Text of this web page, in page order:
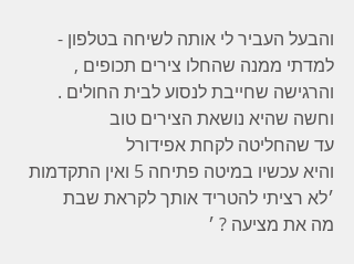
והבעל העביר לי אותה לשיחה בטלפון -
למדתי ממנה שהחלו צירים תכופים ,
והרגישה שחייבת לנסוע לבית החולים .
וחשה שהיא נושאת הצירים טוב
עד שהחליטה לקחת אפידורל
והיא עכשיו במיטה פתיחה 5 ואין התקדמות
׳לא רציתי להטריד אותך לקראת שבת
מה את מציעה ? ׳